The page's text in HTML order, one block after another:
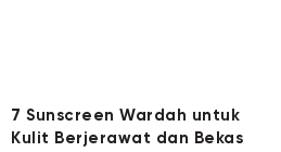
7 Sunscreen Wardah untuk
Kulit Berjerawat dan Bekas